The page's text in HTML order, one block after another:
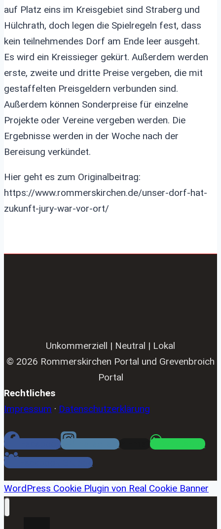
auf Platz eins im Kreisgebiet sind Straberg und
Hülchrath, doch legen die Spielregeln fest, dass
kein teilnehmendes Dorf am Ende leer ausgeht.
Es wird ein Kreissieger gekürt. Außerdem werden
erste, zweite und dritte Preise vergeben, die mit
gestaffelten Preisgeldern verbunden sind.
Außerdem können Sonderpreise für einzelne
Projekte oder Vereine vergeben werden. Die
Ergebnisse werden in der Woche nach der
Bereisung verkündet.
Hier geht es zum Originalbeitrag:
https://www.rommerskirchen.de/unser-dorf-hat-
zukunft-jury-war-vor-ort/
Unkommerziell | Neutral | Lokal
© 2026 Rommerskirchen Portal und Grevenbroich
Portal
Rechtliches
Impressum · Datenschutzerklärung
Facebook Instagram
WhatsApp
Facebook Gruppe
WordPress Cookie Plugin von Real Cookie Banner